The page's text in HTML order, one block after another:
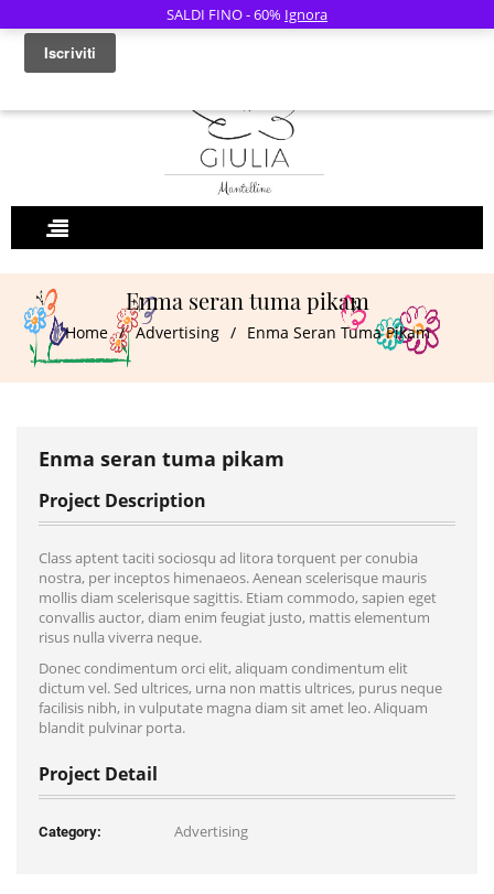
Enma seran tuma pikam
Home / Advertising / Enma Seran Tuma Pikam
Enma seran tuma pikam
Project Description
Class aptent taciti sociosqu ad litora torquent per conubia
nostra, per inceptos himenaeos. Aenean scelerisque mauris
mollis diam scelerisque sagittis. Etiam commodo, sapien eget
convallis auctor, diam enim feugiat justo, mattis elementum
risus nulla viverra neque.
Donec condimentum orci elit, aliquam condimentum elit
dictum vel. Sed ultrices, urna non mattis ultrices, purus neque
facilisis nibh, in vulputate magna diam sit amet leo. Aliquam
blandit pulvinar porta.
Project Detail
Category: Advertising
SALDI FINO - 60% Ignora